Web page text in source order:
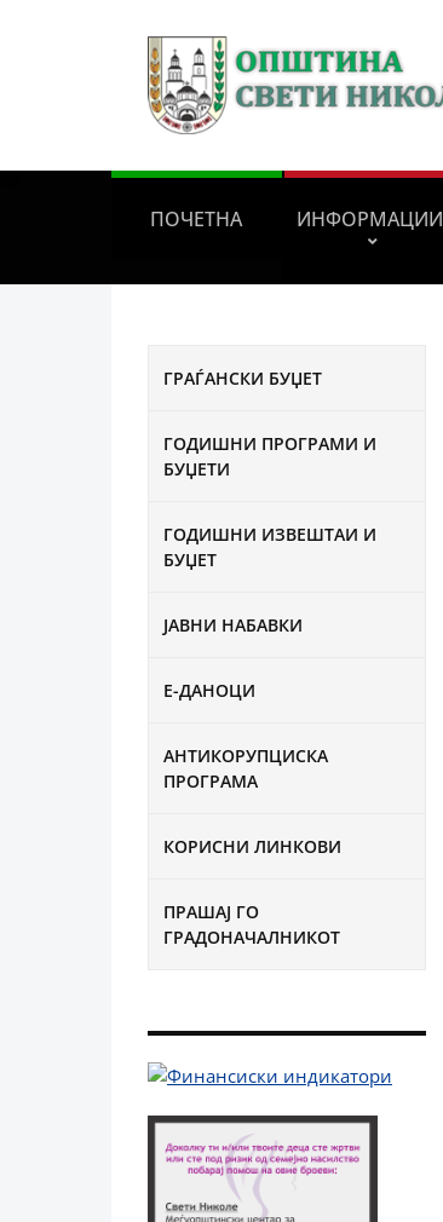
ПОЧЕТНА ИНФОРМАЦИИ
ГРАЃАНСКИ БУЏЕТ
ГОДИШНИ ПРОГРАМИ И
БУЏЕТИ
ГОДИШНИ ИЗВЕШТАИ И
БУЏЕТ
ЈАВНИ НАБАВКИ
Е-ДАНОЦИ
АНТИКОРУПЦИСКА
ПРОГРАМА
КОРИСНИ ЛИНКОВИ
ПРАШАЈ ГО
ГРАДОНАЧАЛНИКОТ